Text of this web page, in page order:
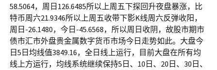
58.5064，周日126.6485所以上周五下探回升夜盘暴涨，比
特币周六21.9346所以上周五收带下影K线周六反弹收阳，
周日-26.1480，今日-45.6568，所以周日收阴，故股市期市
债市汇市外盘贵金属数字货币市场今日走势如此。大盘今
日5日均线值3849.16，全日线上运行，目前大盘在所有均
线上方运行，均线系统继续保持5日、10日、20日、30日、